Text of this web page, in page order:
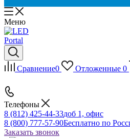
Меню
Сравнение0 Отложенные 0
Телефоны
8 (812) 425-44-33доб 1, офис
8 (800) 777-57-90Бесплатно по
Заказать звонок